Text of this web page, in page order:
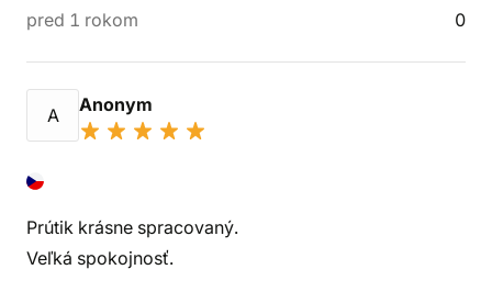
pred 1 rokom 0
A Anonym
Prútik krásne spracovaný.
Veľká spokojnosť.